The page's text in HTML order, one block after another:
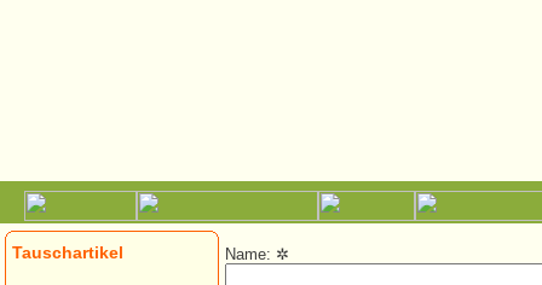
Tauschartikel Name: ✲